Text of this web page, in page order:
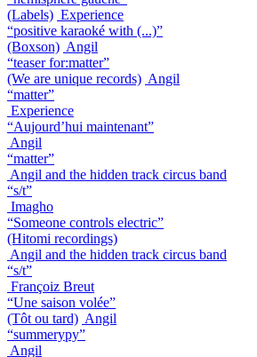
(Labels) Experience
“positive karaoké with (...)”
(Boxson) Angil
“teaser for:matter”
(We are unique records) Angil
“matter”
Experience
“Aujourd’hui maintenant”
Angil
“matter”
Angil and the hidden track circus band
“s/t”
Imagho
“Someone controls electric”
(Hitomi recordings)
Angil and the hidden track circus band
“s/t”
Françoiz Breut
“Une saison volée”
(Tôt ou tard) Angil
“summerypy”
Angil